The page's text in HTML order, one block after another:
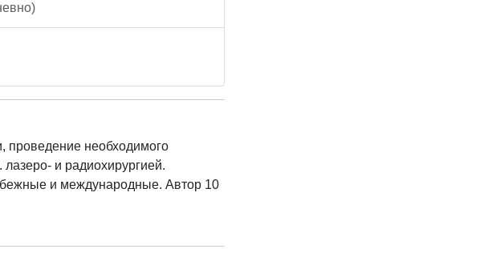
проведение необходимого
и радиохирургией.
и международные. Автор 10